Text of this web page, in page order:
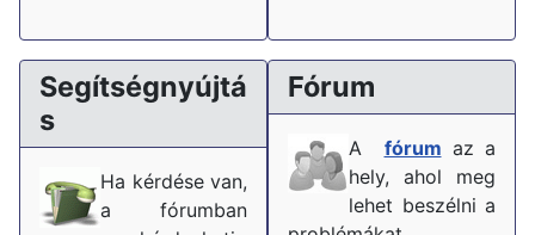
Segítségnyújtá
s
Ha kérdése van,
a fórumban
Fórum
A fórum az a
hely, ahol meg
lehet beszélni a